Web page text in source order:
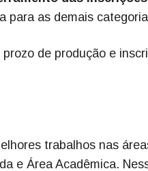
para as demais
de produção e
trabalhos nas
e Área Acadêmica.